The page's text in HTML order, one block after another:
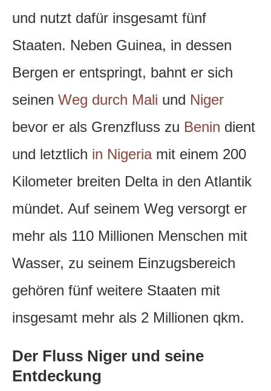
und nutzt dafür insgesamt fünf
Staaten. Neben Guinea, in dessen
Bergen er entspringt, bahnt er sich
seinen Weg durch Mali und Niger
bevor er als Grenzfluss zu Benin dient
und letztlich in Nigeriamit einem 200
Kilometer breiten Delta in den Atlantik
mündet. Auf seinem Weg versorgt er
mehr als 110 Millionen Menschen mit
Wasser, zu seinem Einzugsbereich
gehören fünf weitere Staaten mit
insgesamt mehr als 2 Millionen qkm.
Der Fluss Niger und seine
Entdeckung